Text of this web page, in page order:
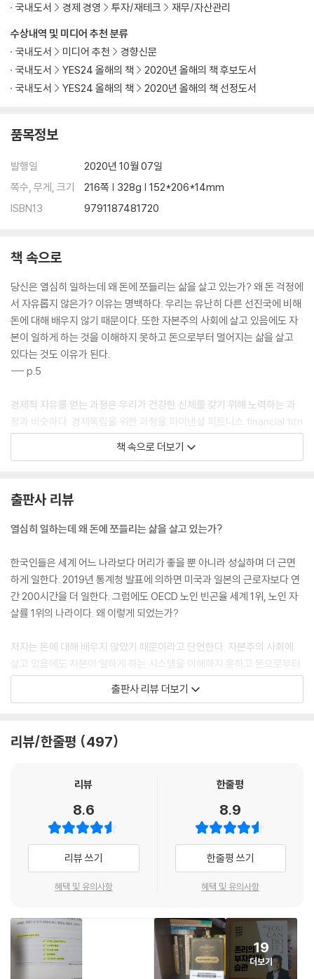
수상내역 및 미디어 추천 분류
국내도서
미디어 추천
경향신문
국내도서
YES24 올해의 책
2020년 올해의 책 후보도서
국내도서
YES24 올해의 책 2020년 올해의 책 선정도서
국내도서
경제 경영 투자/재테크 재무/자산관리
품목정보
발행일
2020년 10월 07일
쪽수, 무게, 크기
216쪽 | 328g | 152*206*14mm
ISBN13
9791187481720
책 속으로
당신은 열심히 일하는데 왜 돈에 쪼들리는 삶을 살고 있는가? 왜 돈 걱정에
서 자유롭지 않은가? 이유는 명백하다. 우리는 유난히 다른 선진국에 비해
돈에 대해 배우지 않기 때문이다. 또한 자본주의 사회에 살고 있음에도 자
본이 일하게 하는 것을 이해하지 못하고 돈으로부터 멀어지는 삶을 살고
있다는 것도 이유가 된다.
--- p.5
경제적 자유를 얻는 과정은 우리가 건강한 신체를 갖기 위해 노력하는 과
정과 비슷하다. 경제독립을 위한 과정을 파이낸셜 피트니스 financial fitn
ess라고 한다. 매일매일 운동을 해야 건강한 신체를 유지할 수 있듯 경제
독립도 매일매일 부자가 되는 라이프스타일을 유지해야 가능해진다.
경제독립을 이루려면 금융문맹의 늪에서 벗어나지 못하는 주위의 사람들
과 정반대의 길을 갈 수 있는 용기가 필요하다. 좀 더 많은 이들이 노후준비
있다.
--- p.16
한국이 경제대국이 되는 데는 세 가지가 꼭 필요하다. 첫 번째는 창업가 정
융교육 Financial Education이다.
--- p.20
매스컴에서도 “돈이 없어도 행복할 수 있다.” “행복은 돈으로 살 수 없
이다. 평생 경제적으로 쪼들리는 삶을 살면서 행복하기를 바랄 수는 없다.
돈 때문에’ 원하지 않은 일을 하면서 어려운 여생을 보내게 된다면 이것이
바로 돈의 노예가 되는 셈이 아닌가!
--- p.29
‘우리 아이가 혹 다른 아이에게 뒤처질까 걱정되어서’라는 말이다. 절박한
심정이야 이해되지만 사실 상식적인 대답은 아니다. 단순히 우리 아이의
어도 좋다는 말인가? 아이들도 빈곤해짐은 물론 가정의 행복을 빼앗고 국
가적으로도 큰 손해를 끼치는 사교육비 지출에 대한 변명 치고는 너무 빈
약하지 않은가? 사교육을 아무리 끊으라고 해도 끊지 못하는 것은 결국 옆
책 속으로 더보기
출판사 리뷰
열심히 일하는데 왜 돈에 쪼들리는 삶을 살고 있는가?
한국인들은 세계 어느 나라보다 머리가 좋을 뿐 아니라 성실하며 더 근면
하게 일한다. 2019년 통계청 발표에 의하면 미국과 일본의 근로자보다 연
간 200시간을 더 일한다. 그럼에도 OECD 노인 빈곤율 세계 1위, 노인 자
살률 1위의 나라이다. 왜 이렇게 되었는가?
저자는 돈에 대해 배우지 않았기 때문이라고 단언한다. 자본주의 사회에
살고 있음에도 자본이 일하게 하는 시스템을 이해하지 못하고 돈으로부터
멀어지는 삶을 살고 있기 때문이라고 말한다.
저자가 유명 대학에서 강연 후 한 학생에게 받은 항변이다. 저자는 이 학생
로 오해받아서가 아니라 돈을 중요시 하지 않으면 돈의 노예가 된다는 현
야기를, 돈을 위해 행복을 포기하라는 말로 오해하면 안 된다..
금융문맹 퇴치를 위한 5년 간의 버스 투어
최초의 외국인 전용 한국 펀드인 ‘코리아펀드’를 15년간 운영하면서 누적
률을 기록해 업계의 전설로 회자되는 저자가 2014년 메리츠자산운용 대
표로 취임하면서 목격한 한국의 현실은 금융문맹 2위국의 모습이었다. 메
리츠자산운용 직원들조차 노후준비가 되어 있지 않았다. 드라마에는 주식
투자를 하다가 망한 사람이 단골로 등장하고, 대학의 주식투자 동아리는
출판사 리뷰 더보기
리뷰/한줄평 497
리뷰
8.6
리뷰 쓰기
혜택 및 유의사항
한줄평
8.9
한줄평 쓰기
혜택 및 유의사항
19
더보기